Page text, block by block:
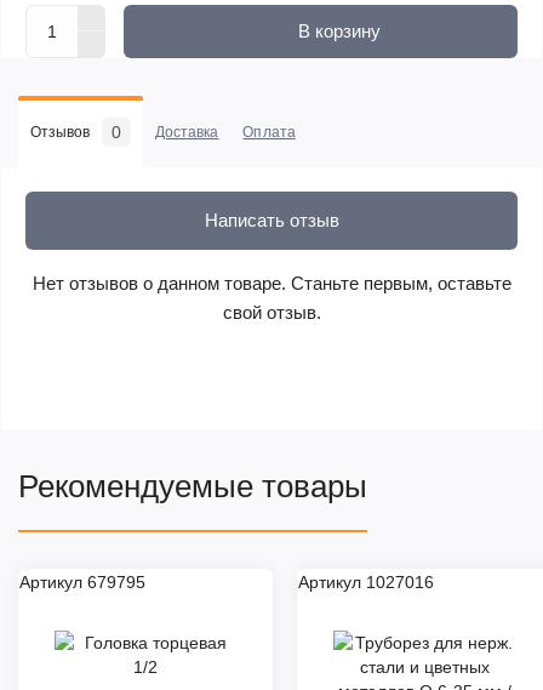
В корзину
Отзывов 0 Доставка Оплата
Написать отзыв
Нет отзывов о данном товаре. Станьте первым, оставьте
свой отзыв.
Рекомендуемые товары
Артикул 679795 Артикул 1027016